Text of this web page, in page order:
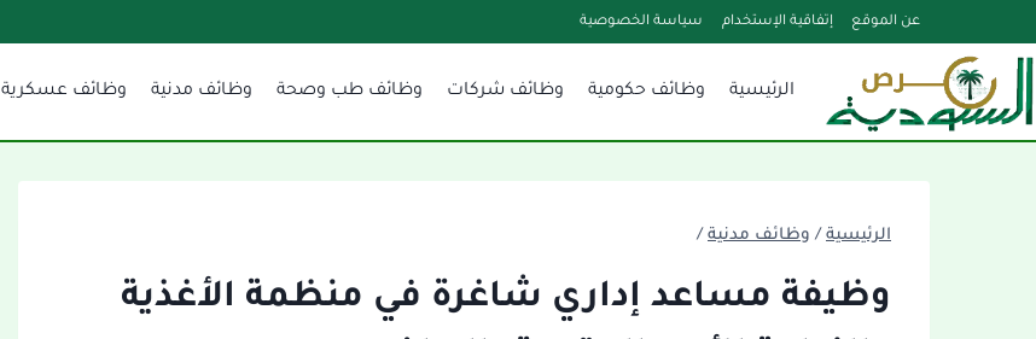
إلى
المحتوى
عن الموقع إتفاقية الإستخدام سياسة الخصوصية
الرئيسية وظائف حكومية وظائف شركات وظائف طب وصحة وظائف مدنية وظائف عسكرية
الرئيسية / وظائف مدنية /
وظيفة مساعد إداري شاغرة في منظمة الأغذية